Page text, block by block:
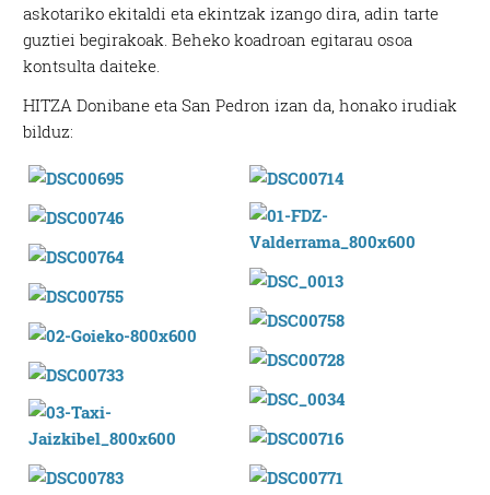
askotariko ekitaldi eta ekintzak izango dira, adin tarte
guztiei begirakoak. Beheko koadroan egitarau osoa
kontsulta daiteke.
HITZA Donibane eta San Pedron izan da, honako irudiak
bilduz: